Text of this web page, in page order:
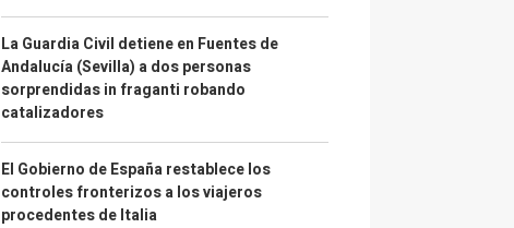
La Guardia Civil detiene en Fuentes de
Andalucía (Sevilla) a dos personas
sorprendidas in fraganti robando
catalizadores
El Gobierno de España restablece los
controles fronterizos a los viajeros
procedentes de Italia